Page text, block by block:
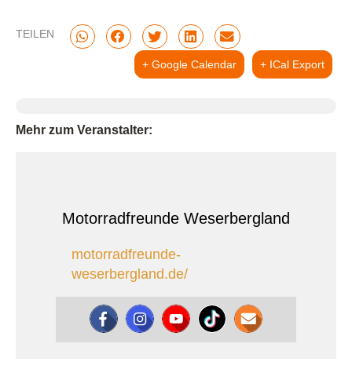
TEILEN
+ Google Calendar + ICal Export
Mehr zum Veranstalter:
Motorradfreunde Weserbergland
motorradfreunde-
weserbergland.de/